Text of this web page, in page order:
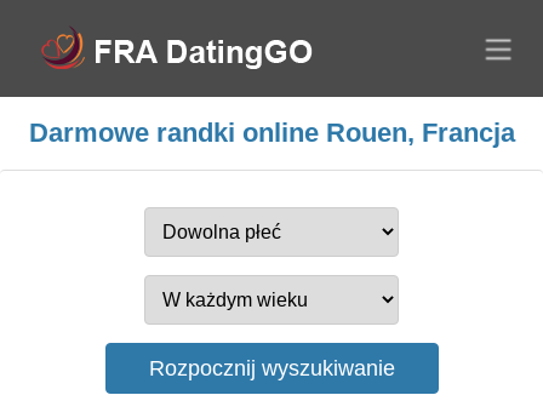
Darmowe randki online Rouen, Francja